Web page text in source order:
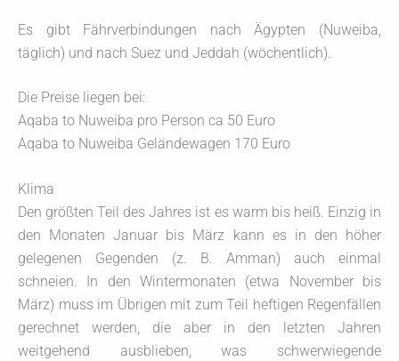
Es gibt Fährverbindungen nach Ägypten (Nuweiba,
täglich) und nach Suez und Jeddah (wöchentlich).
Die Preise liegen bei:
Aqaba to Nuweiba pro Person ca 50 Euro
Aqaba to Nuweiba Geländewagen 170 Euro
Klima
Den größten Teil des Jahres ist es warm bis heiß. Einzig in
den Monaten Januar bis März kann es in den höher
gelegenen Gegenden (z. B. Amman) auch einmal
schneien. In den Wintermonaten (etwa November bis
März) muss im Übrigen mit zum Teil heftigen Regenfällen
gerechnet werden, die aber in den letzten Jahren
weitgehend ausblieben, was schwerwiegende